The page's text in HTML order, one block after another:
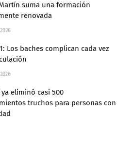
suma una formación
renovada
Los baches complican cada vez
ya eliminó casi 500
truchos para personas con